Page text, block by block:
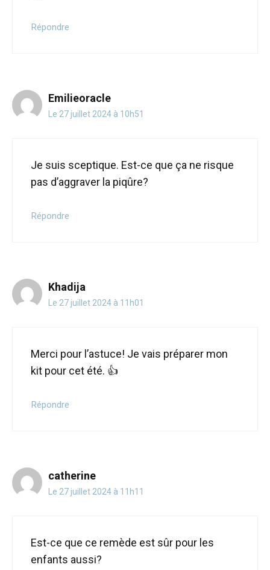
Répondre
Emilieoracle
Le 27 juillet 2024 à 10h51
Je suis sceptique. Est-ce que ça ne risque
pas d’aggraver la piqûre?
Répondre
Khadija
Le 27 juillet 2024 à 11h01
Merci pour l’astuce! Je vais préparer mon
kit pour cet été. 👍
Répondre
catherine
Le 27 juillet 2024 à 11h11
Est-ce que ce remède est sûr pour les
enfants aussi?